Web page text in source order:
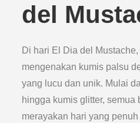
del
Di hari El Dia del
mengenakan kumis palsu
yang lucu dan unik. Mulai
hingga kumis glitter, semua
merayakan hari yang